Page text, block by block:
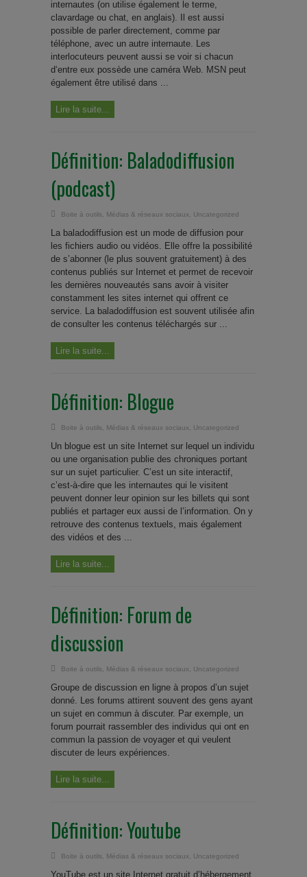
internautes (on utilise également le terme,
clavardage ou chat, en anglais). Il est aussi
possible de parler directement, comme par
téléphone, avec un autre internaute. Les
interlocuteurs peuvent aussi se voir si chacun
d‘entre eux possède une caméra Web. MSN peut
également être utilisé dans ...
Lire la suite...
Définition: Baladodiffusion
(podcast)
Boite à outils Médias & réseaux sociaux Uncategorized
La baladodiffusion est un mode de diffusion pour
les fichiers audio ou vidéos. Elle offre la possibilité
de s’abonner (le plus souvent gratuitement) à des
contenus publiés sur Internet et permet de recevoir
les dernières nouveautés sans avoir à visiter
constamment les sites internet qui offrent ce
service. La baladodiffusion est souvent utilisée afin
de consulter les contenus téléchargés sur ...
Lire la suite...
Définition: Blogue
Boite à outils Médias & réseaux sociaux Uncategorized
Un blogue est un site Internet sur lequel un individu
ou une organisation publie des chroniques portant
sur un sujet particulier. C’est un site interactif,
c’est-à-dire que les internautes qui le visitent
peuvent donner leur opinion sur les billets qui sont
publiés et partager eux aussi de l’information. On y
retrouve des contenus textuels, mais également
des vidéos et des ...
Lire la suite...
Définition: Forum de
discussion
Boite à outils Médias & réseaux sociaux Uncategorized
Groupe de discussion en ligne à propos d’un sujet
donné. Les forums attirent souvent des gens ayant
un sujet en commun à discuter. Par exemple, un
forum pourrait rassembler des individus qui ont en
commun la passion de voyager et qui veulent
discuter de leurs expériences.
Lire la suite...
Définition: Youtube
Boite à outils Médias & réseaux sociaux Uncategorized
YouTube est un site Internet gratuit d’hébergement